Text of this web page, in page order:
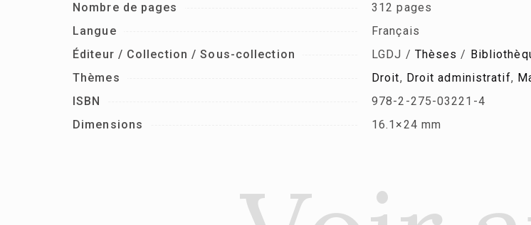
Nombre de pages
312 pages
Langue
Français
Éditeur / Collection / Sous-collection
LGDJ / Thèses /
Thèmes
Droit, Droit administratif,
ISBN
978-2-275-03221-4
Dimensions
16.1×24 mm